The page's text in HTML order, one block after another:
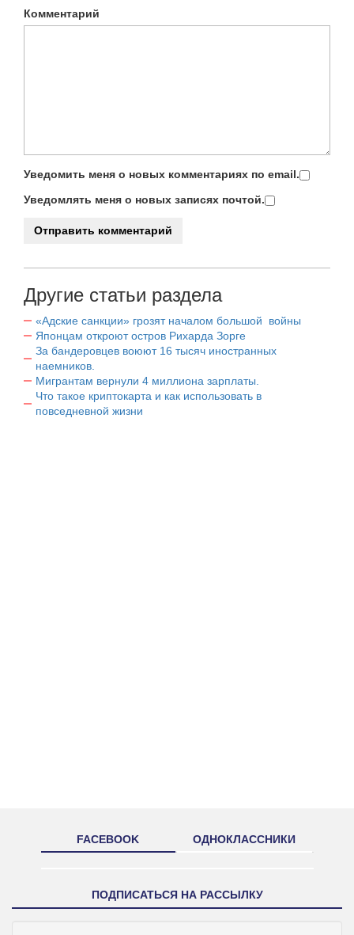
Комментарий
Уведомить меня о новых комментариях по email.
Уведомлять меня о новых записях почтой.
Другие статьи раздела
«Адские санкции» грозят началом большой войны
Японцам откроют остров Рихарда Зорге
За бандеровцев воюют 16 тысяч иностранных
наемников.
Мигрантам вернули 4 миллиона зарплаты.
Что такое криптокарта и как использовать в
повседневной жизни
FACEBOOK ОДНОКЛАССНИКИ
ПОДПИСАТЬСЯ НА РАССЫЛКУ